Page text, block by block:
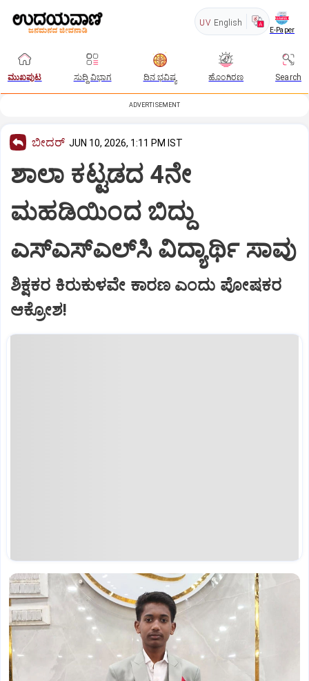
UV English
E-Paper
ಮುಖಪುಟ ಸುದ್ದಿ ವಿಭಾಗ ದಿನ ಭವಿಷ್ಯ ಹೊಂಗಿರಣ Search
ADVERTISEMENT
ಬೀದರ್ JUN 10, 2026, 1:11 PM IST
ಶಾಲಾ ಕಟ್ಟಡದ 4ನೇ
ಮಹಡಿಯಿಂದ ಬಿದ್ದು
ಎಸ್‌ಎಸ್‌ಎಲ್‌ಸಿ ವಿದ್ಯಾರ್ಥಿ ಸಾವು
ಶಿಕ್ಷಕರ ಕಿರುಕುಳವೇ ಕಾರಣ ಎಂದು ಪೋಷಕರ
ಆಕ್ರೋಶ!